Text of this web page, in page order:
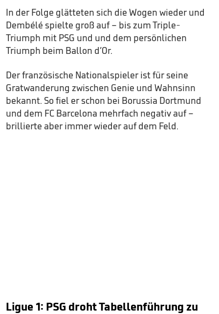
In der Folge glätteten sich die Wogen wieder und
Dembélé spielte groß auf – bis zum Triple-
Triumph mit PSG und und dem persönlichen
Triumph beim Ballon d’Or.
Der französische Nationalspieler ist für seine
Gratwanderung zwischen Genie und Wahnsinn
bekannt. So fiel er schon bei Borussia Dortmund
und dem FC Barcelona mehrfach negativ auf –
brillierte aber immer wieder auf dem Feld.
Ligue 1: PSG droht Tabellenführung zu